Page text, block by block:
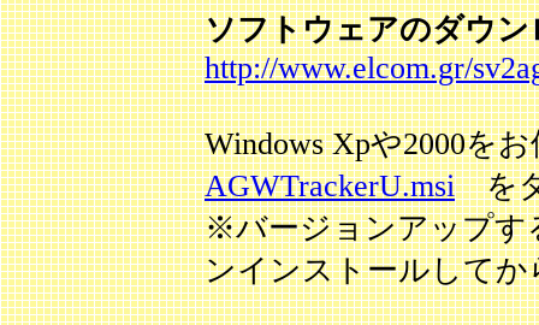
ソフトウェアのダウ
http://www.elcom.gr/
Windows Xpや2000を
AGWTrackerU.msiをダ
※バージョンアップす
ンインストールしてか